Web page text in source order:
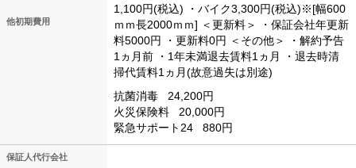
他初期費用
1,100円(税込) ・バイク3,300円(税込)※[幅600
ｍｍ長2000ｍｍ] ＜更新料＞
・保証会社年更新
料5000円
・更新料0円 ＜その他＞
・解約予告
1ヵ月前 ・1年未満退去賃料1ヵ月
・退去時清
掃代賃料1ヵ月(故意過失は別途)
抗菌消毒
24,200円
火災保険料
20,000円
緊急サポート24
880円
保証人代行会社